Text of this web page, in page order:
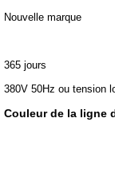
Nouvelle marque
365 jours
380V 50Hz ou tension
Couleur de la ligne